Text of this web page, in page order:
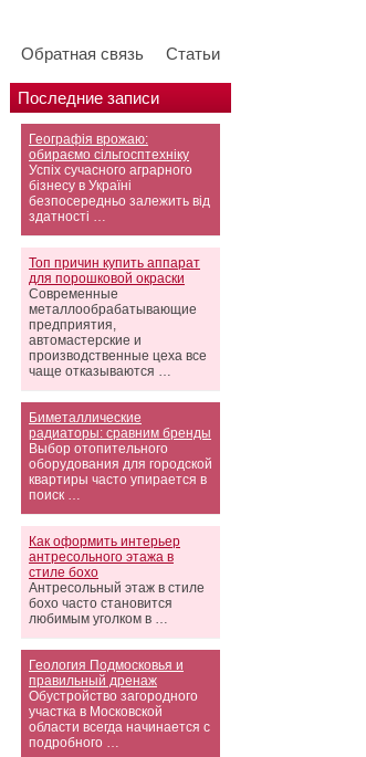
Обратная связь Статьи
Последние записи
Географія врожаю:
обираємо сільгосптехніку
Успіх сучасного аграрного
бізнесу в Україні
безпосередньо залежить від
здатності …
Топ причин купить аппарат
для порошковой окраски
Современные
металлообрабатывающие
предприятия,
автомастерские и
производственные цеха все
чаще отказываются …
Биметаллические
радиаторы: сравним бренды
Выбор отопительного
оборудования для городской
квартиры часто упирается в
поиск …
Как оформить интерьер
антресольного этажа в
стиле бохо
Антресольный этаж в стиле
бохо часто становится
любимым уголком в …
Геология Подмосковья и
правильный дренаж
Обустройство загородного
участка в Московской
области всегда начинается с
подробного …